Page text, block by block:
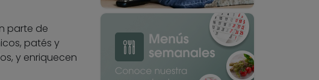
parte de
patés y
y enriquecen